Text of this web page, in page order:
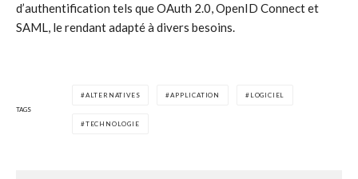
d’authentification tels que OAuth 2.0, OpenID Connect et
SAML, le rendant adapté à divers besoins.
TAGS
ALTERNATIVES APPLICATION LOGICIEL
TECHNOLOGIE